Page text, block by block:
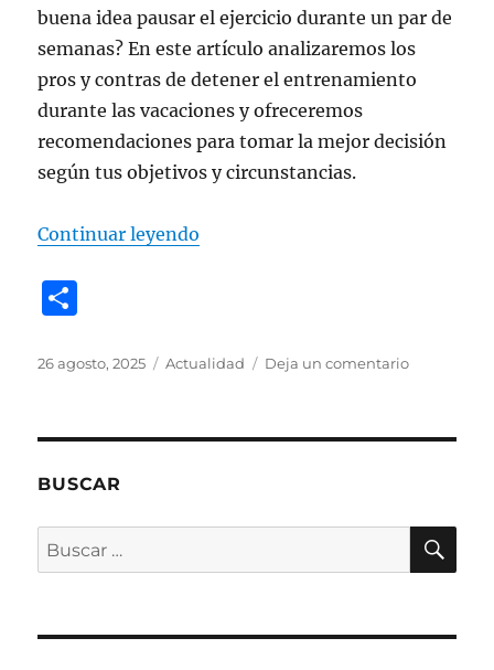
buena idea pausar el ejercicio durante un par de
semanas? En este artículo analizaremos los
pros y contras de detener el entrenamiento
durante las vacaciones y ofreceremos
recomendaciones para tomar la mejor decisión
según tus objetivos y circunstancias.
Continuar leyendo
m
a
rt
Publicado
26 agosto, 2025 Categorías
Actualidad Deja un comentarioen
par
de
semanas
BUSCAR
Buscar
por: